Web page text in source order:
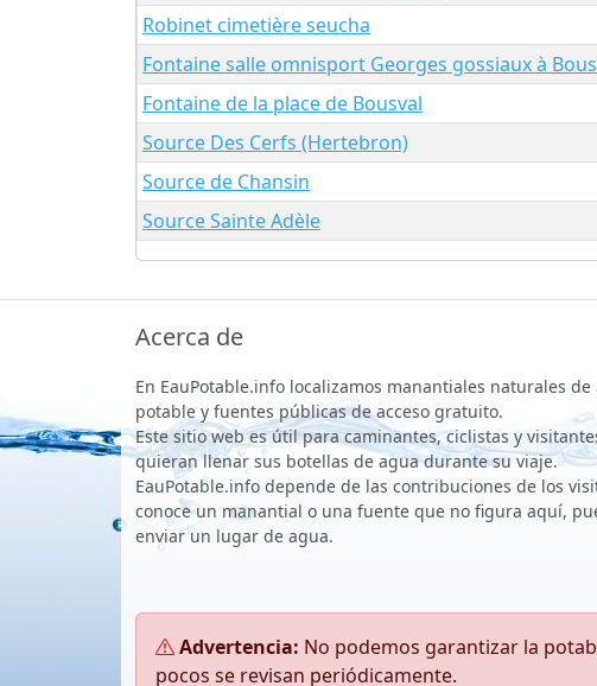
Robinet cimetière seucha
Fontaine salle omnisport Georges gossiaux à
Fontaine de la place de Bousval
Source Des Cerfs (Hertebron)
Source de Chansin
Source Sainte Adèle
Acerca de
En EauPotable.info localizamos manantiales naturales de
potable y fuentes públicas de acceso gratuito.
Este sitio web es útil para caminantes, ciclistas y
quieran llenar sus botellas de agua durante su viaje.
EauPotable.info depende de las contribuciones de los
conoce un manantial o una fuente que no figura aquí,
enviar un lugar de agua.
Advertencia: No podemos garantizar la
pocos se revisan periódicamente.